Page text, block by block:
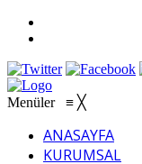
Menüler ≡ ╳
ANASAYFA
KURUMSAL